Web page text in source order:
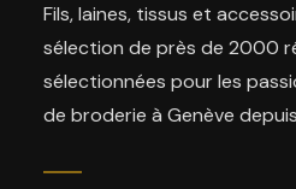
Fils, laines, tissus et
sélection de près de 2000
sélectionnées pour les
de broderie à Genève